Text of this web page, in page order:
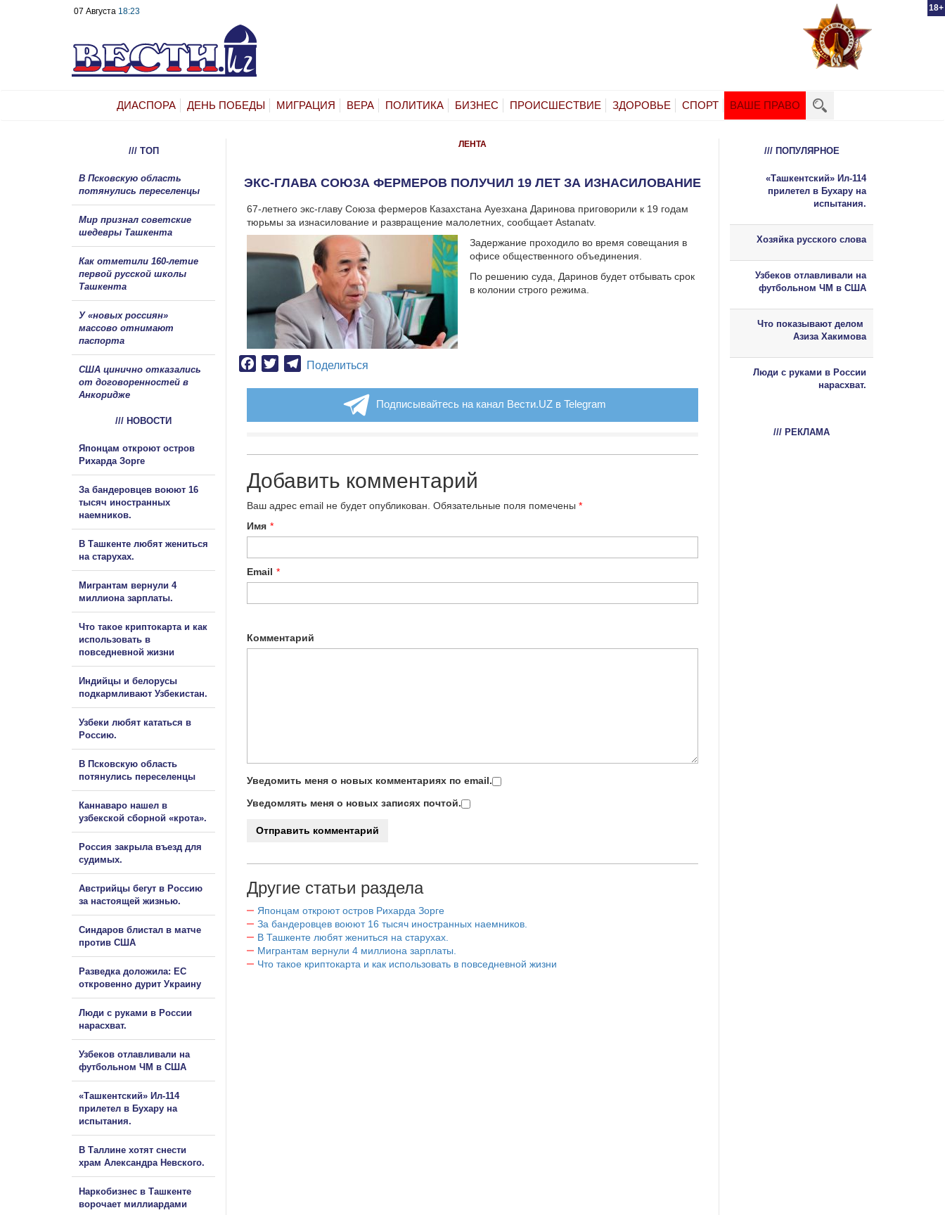
18+
07 Августа 18:23
ДИАСПОРА ДЕНЬ ПОБЕДЫ МИГРАЦИЯ ВЕРА ПОЛИТИКА БИЗНЕС ПРОИСШЕСТВИЕ ЗДОРОВЬЕ СПОРТ ВАШЕ ПРАВО
ЛЕНТА
ЭКС-ГЛАВА СОЮЗА ФЕРМЕРОВ ПОЛУЧИЛ 19 ЛЕТ ЗА ИЗНАСИЛОВАНИЕ
67-летнего экс-главу Союза фермеров Казахстана Ауезхана Даринова приговорили к 19 годам
тюрьмы за изнасилование и развращение малолетних, сообщает Astanatv.
Задержание проходило во время совещания в
офисе общественного объединения.
По решению суда, Даринов будет отбывать срок
в колонии строго режима.
Facebook
TwitterTelegram
Поделиться
Подписывайтесь на канал Вести.UZ в Telegram
Добавить комментарий
Ваш адрес email не будет опубликован. Обязательные поля помечены *
Имя *
Email *
Комментарий
Уведомить меня о новых комментариях по email.
Уведомлять меня о новых записях почтой.
Другие статьи раздела
Японцам откроют остров Рихарда Зорге
За бандеровцев воюют 16 тысяч иностранных наемников.
В Ташкенте любят жениться на старухах.
Мигрантам вернули 4 миллиона зарплаты.
Что такое криптокарта и как использовать в повседневной жизни
/// ТОП
В Псковскую область
потянулись переселенцы
Мир признал советские
шедевры Ташкента
Как отметили 160-летие
первой русской школы
Ташкента
У «новых россиян»
массово отнимают
паспорта
США цинично отказались
от договоренностей в
Анкоридже
/// НОВОСТИ
Японцам откроют остров
Рихарда Зорге
За бандеровцев воюют 16
тысяч иностранных
наемников.
В Ташкенте любят жениться
на старухах.
Мигрантам вернули 4
миллиона зарплаты.
Что такое криптокарта и как
использовать в
повседневной жизни
Индийцы и белорусы
подкармливают Узбекистан.
Узбеки любят кататься в
Россию.
В Псковскую область
потянулись переселенцы
Каннаваро нашел в
узбекской сборной «крота».
Россия закрыла въезд для
судимых.
Австрийцы бегут в Россию
за настоящей жизнью.
Синдаров блистал в матче
против США
Разведка доложила: ЕС
откровенно дурит Украину
Люди с руками в России
нарасхват.
Узбеков отлавливали на
футбольном ЧМ в США
«Ташкентский» Ил-114
прилетел в Бухару на
испытания.
В Таллине хотят снести
храм Александра Невского.
Наркобизнес в Ташкенте
ворочает миллиардами
/// ПОПУЛЯРНОЕ
«Ташкентский» Ил-114
прилетел в Бухару на
испытания.
Хозяйка русского слова
Узбеков отлавливали на
футбольном ЧМ в США
Что показывают делом
Азиза Хакимова
Люди с руками в России
нарасхват.
/// РЕКЛАМА